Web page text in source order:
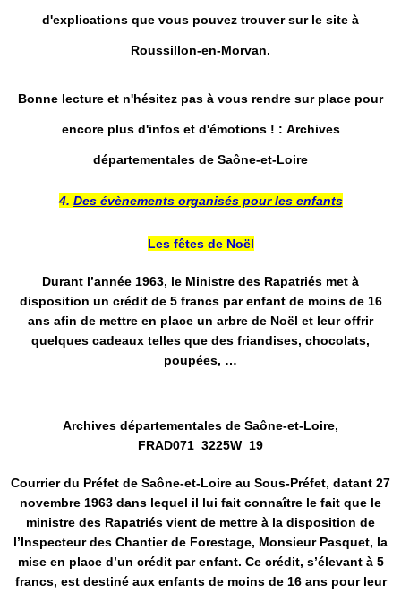
d'explications que vous pouvez trouver sur le site à
Roussillon-en-Morvan.
Bonne lecture et n'hésitez pas à vous rendre sur place pour
encore plus d'infos et d'émotions ! : Archives
départementales de Saône-et-Loire
4. Des évènements organisés pour les enfants
Les fêtes de Noël
Durant l’année 1963, le Ministre des Rapatriés met à
disposition un crédit de 5 francs par enfant de moins de 16
ans afin de mettre en place un arbre de Noël et leur offrir
quelques cadeaux telles que des friandises, chocolats,
poupées, …
Archives départementales de Saône-et-Loire,
FRAD071_3225W_19
Courrier du Préfet de Saône-et-Loire au Sous-Préfet, datant 27
novembre 1963 dans lequel il lui fait connaître le fait que le
ministre des Rapatriés vient de mettre à la disposition de
l’Inspecteur des Chantier de Forestage, Monsieur Pasquet, la
mise en place d’un crédit par enfant. Ce crédit, s’élevant à 5
francs, est destiné aux enfants de moins de 16 ans pour leur